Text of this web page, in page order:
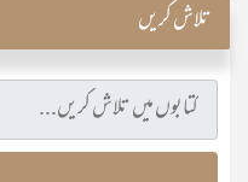
تلاش کریں